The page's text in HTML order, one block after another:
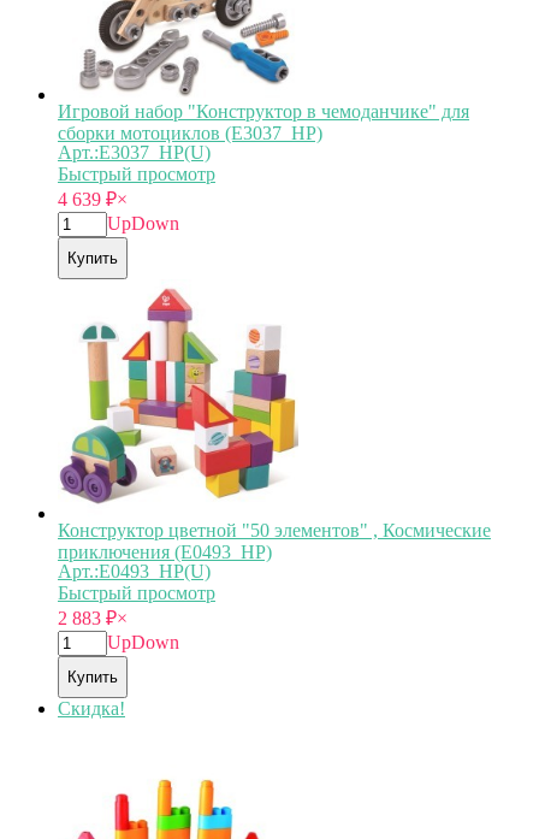
Игровой набор "Конструктор в чемоданчике" для
сборки мотоциклов (E3037_HP)
Арт.:E3037_HP(U)
Быстрый просмотр
4 639 ₽×
UpDown
Купить
Конструктор цветной "50 элементов" , Космические
приключения (E0493_HP)
Арт.:E0493_HP(U)
Быстрый просмотр
2 883 ₽×
UpDown
Купить
Скидка!